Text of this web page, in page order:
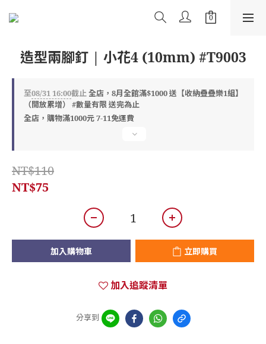
造型兩腳釘 | 小花4 (10mm) #T9003
至08/31 16:00截止全店，8月全館滿$1000 送【收納疊疊樂1組】
（開放累增） #數量有限 送完為止
全店，購物滿1000元 7-11免運費
NT$110
NT$75
加入購物車 立即購買
加入追蹤清單
分享到